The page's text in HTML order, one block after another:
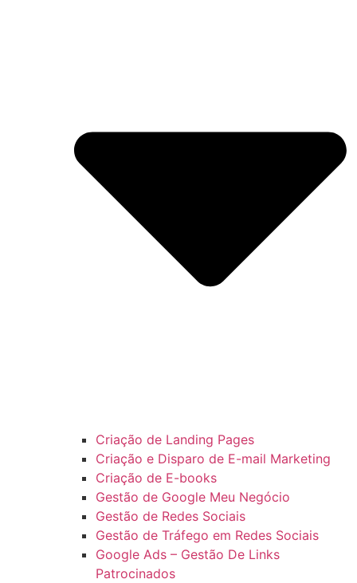
Criação de Landing Pages
Criação e Disparo de E-mail Marketing
Criação de E-books
Gestão de Google Meu Negócio
Gestão de Redes Sociais
Gestão de Tráfego em Redes Sociais
Google Ads – Gestão De Links
Patrocinados